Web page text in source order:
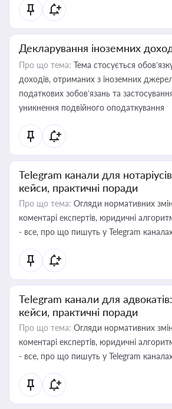
Декларування іноземних
Про що тема: Тема стосується
доходів, отриманих з іноземних
податкових зобов’язань та
уникнення подвійного оподаткування
Telegram канали для
кейси, практичні поради
Про що тема: Огляди нормативних
коментарі експертів, юридичні
- все, про що пишуть у Telegram
Telegram канали для
кейси, практичні поради
Про що тема: Огляди нормативних
коментарі експертів, юридичні
- все, про що пишуть у Telegram